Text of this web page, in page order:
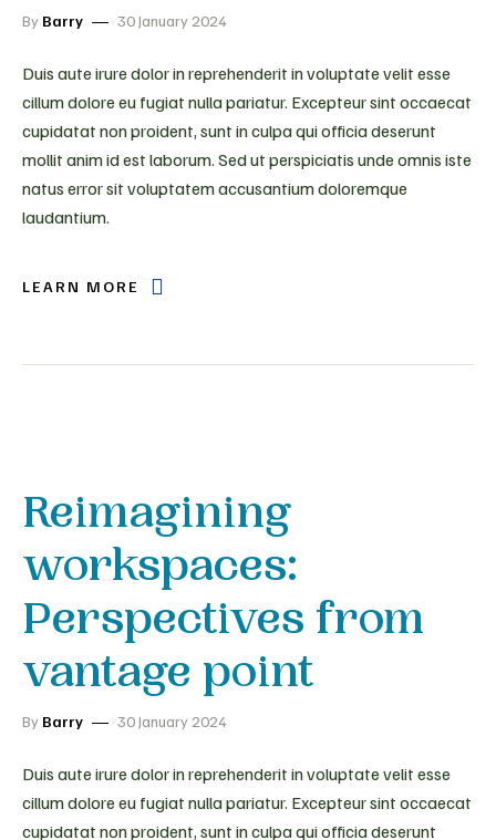
By Barry 30 January 2024
Duis aute irure dolor in reprehenderit in voluptate velit esse
cillum dolore eu fugiat nulla pariatur. Excepteur sint occaecat
cupidatat non proident, sunt in culpa qui officia deserunt
mollit anim id est laborum. Sed ut perspiciatis unde omnis iste
natus error sit voluptatem accusantium doloremque
laudantium.
LEARN MORE
Reimagining
workspaces:
Perspectives from
vantage point
By Barry 30 January 2024
Duis aute irure dolor in reprehenderit in voluptate velit esse
cillum dolore eu fugiat nulla pariatur. Excepteur sint occaecat
cupidatat non proident, sunt in culpa qui officia deserunt